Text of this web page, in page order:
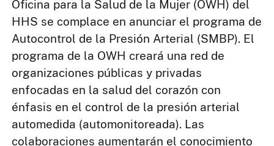
Oficina para la Salud de la Mujer (OWH) del
HHS se complace en anunciar el programa de
Autocontrol de la Presión Arterial (SMBP). El
programa de la OWH creará una red de
organizaciones públicas y privadas
enfocadas en la salud del corazón con
énfasis en el control de la presión arterial
automedida (automonitoreada). Las
colaboraciones aumentarán el conocimiento